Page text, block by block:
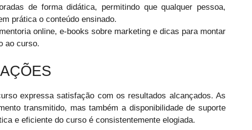
de forma didática, permitindo que qualquer pessoa,
prática o conteúdo ensinado.
online, e-books sobre marketing e dicas para montar
ao curso.
expressa satisfação com os resultados alcançados. As
transmitido, mas também a disponibilidade de suporte
e eficiente do curso é consistentemente elogiada.